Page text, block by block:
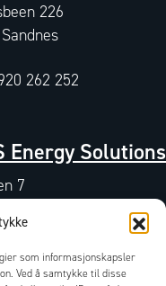
som informasjonskapsler
Ved å samtykke til disse
226
262 252
Energy Solutions
7
042 102
/